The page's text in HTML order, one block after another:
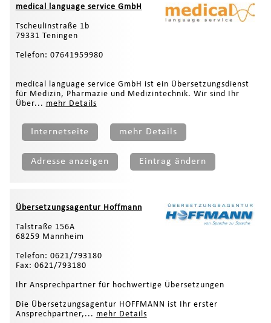
medical language service GmbH
Tscheulinstraße 1b
79331 Teningen
Telefon: 07641959980
medical language service GmbH ist ein Übersetzungsdienst
für Medizin, Pharmazie und Medizintechnik. Wir sind Ihr
Über... mehr Details
Internetseite mehr Details
Adresse anzeigen Eintrag ändern
Übersetzungsagentur Hoffmann
Talstraße 156A
68259 Mannheim
Telefon: 0621/793180
Fax: 0621/793180
Ihr Ansprechpartner für hochwertige Übersetzungen
Die Übersetzungsagentur HOFFMANN ist Ihr erster
Ansprechpartner,... mehr Details